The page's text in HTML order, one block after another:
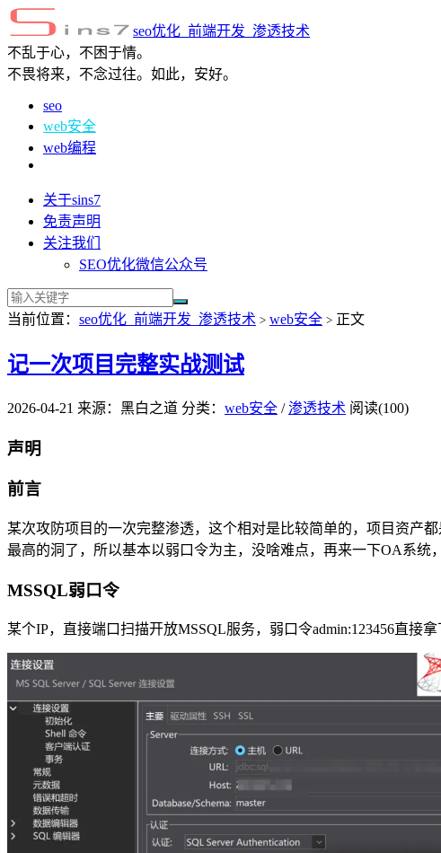
seo优化_前端开发_渗透技术
不乱于心，不困于情。
不畏将来，不念过往。如此，安好。
seo
web安全
web编程
关于sins7
免责声明
关注我们
SEO优化微信公众号
当前位置： seo优化_前端开发_渗透技术 > web安全 > 正文
记一次项目完整实战测试
2026-04-21 来源：黑白之道 分类： web安全 /渗透技术 阅读(100)
声明
前言
某次攻防项目的一次完整渗透，这个相对是比较简单的，项目资产
最高的洞了，所以基本以弱口令为主，没啥难点，再来一下OA系统
MSSQL弱口令
某个IP，直接端口扫描开放MSSQL服务，弱口令admin:123456直接拿